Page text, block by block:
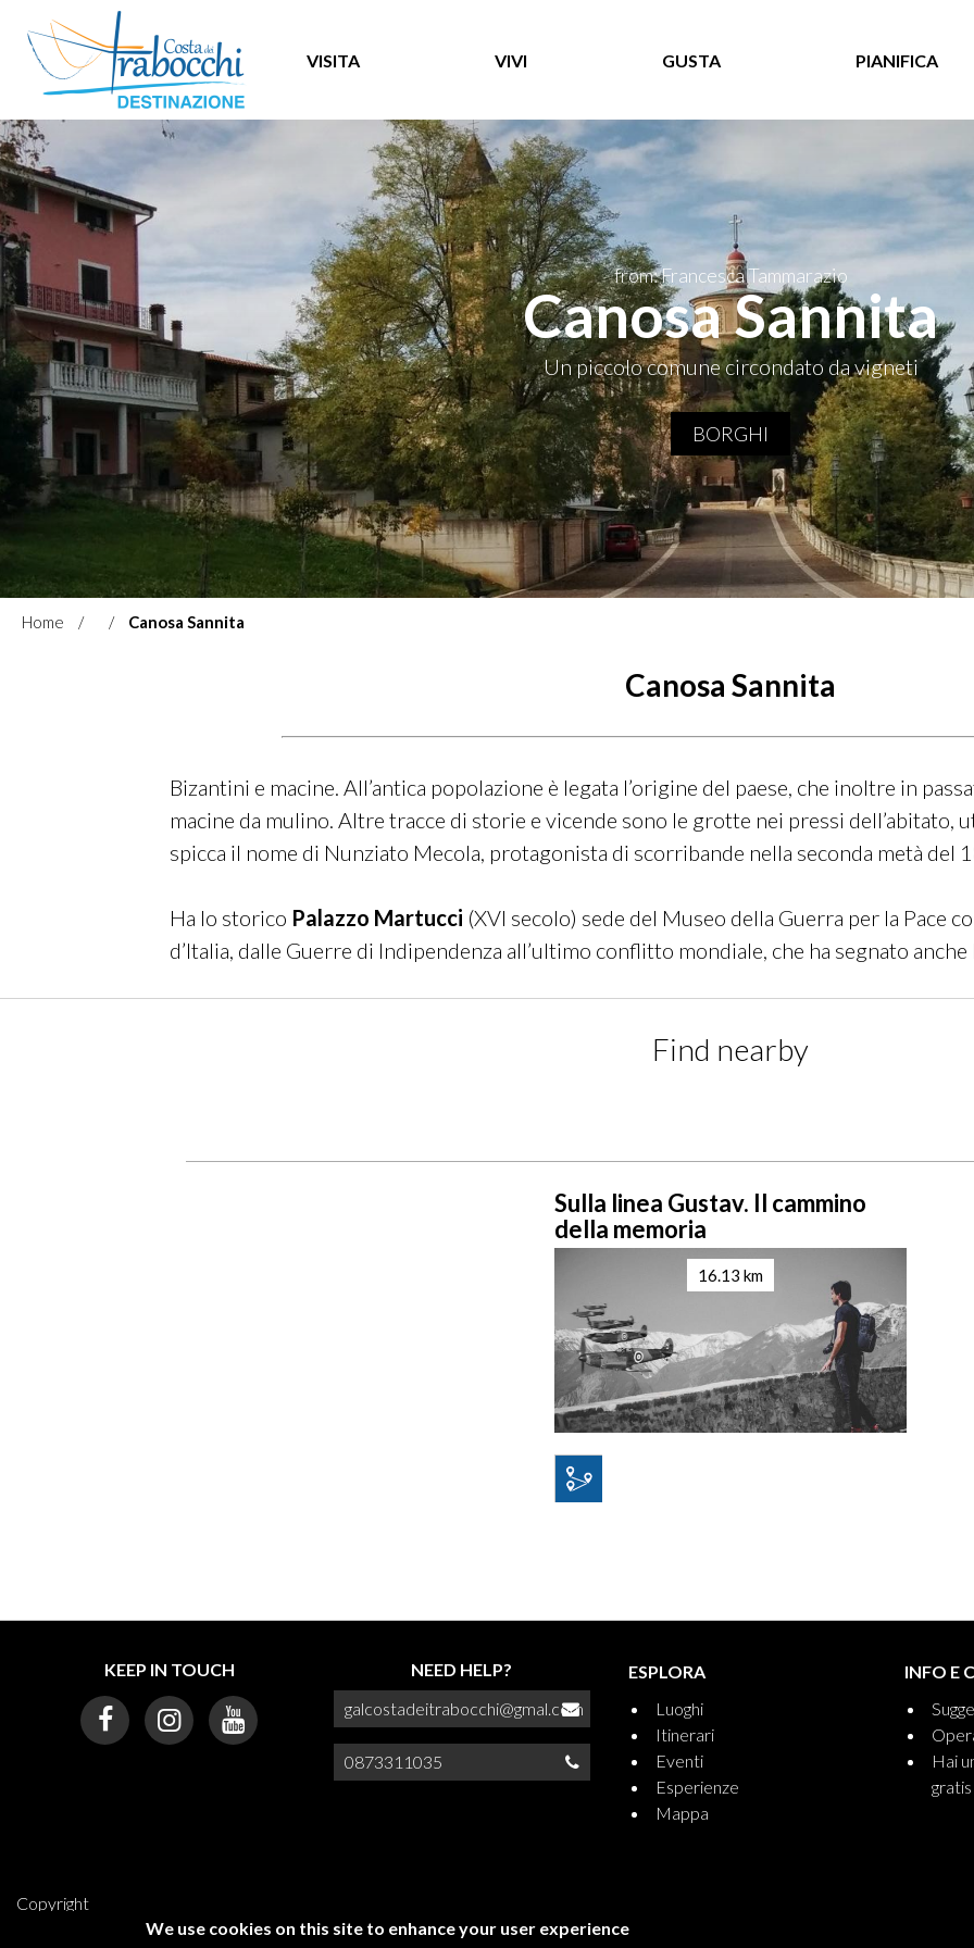
VISITA VIVI GUSTA PIANIFICA
from: Francesca Tammarazio
Canosa Sannita
Un piccolo comune circondato da vigneti
BORGHI
Home Canosa Sannita
Canosa Sannita
Bizantini e macine. All’antica popolazione è legata l’origine del paese, che inoltre in
macine da mulino. Altre tracce di storie e vicende sono le grotte nei pressi dell’abitato,
spicca il nome di Nunziato Mecola, protagonista di scorribande nella seconda metà del
Ha lo storico Palazzo Martucci (XVI secolo) sede del Museo della Guerra per la Pace
d’Italia, dalle Guerre di Indipendenza all’ultimo conflitto mondiale, che ha segnato
Find nearby
Sulla linea Gustav. Il cammino
della memoria
16.13 km
KEEP IN TOUCH
NEED HELP?
galcostadeitrabocchi@gmal.com
0873311035
ESPLORA
Luoghi
Itinerari
Eventi
Esperienze
Mappa
INFO E
Hai
gratis
Copyright
We use cookies on this site to enhance your user experience